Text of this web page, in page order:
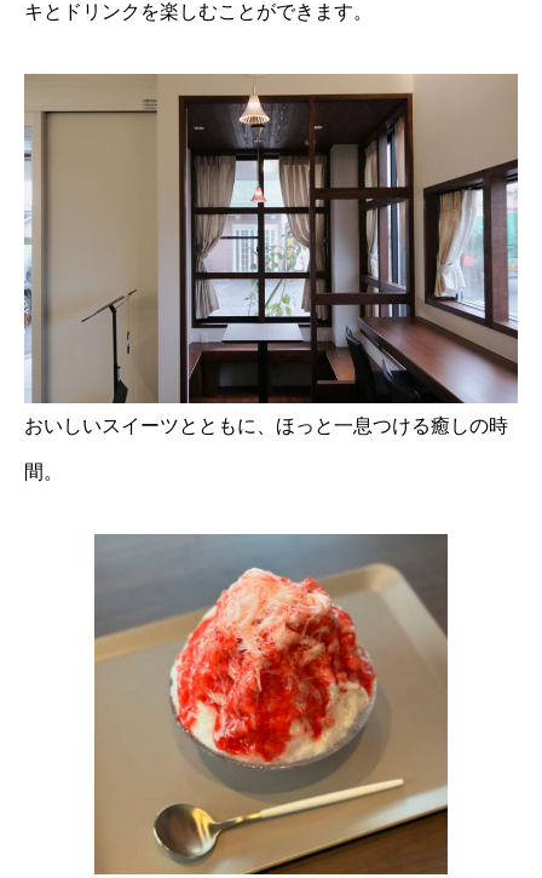
キとドリンクを楽しむことができます。
おいしいスイーツとともに、ほっと一息つける癒しの時
間。